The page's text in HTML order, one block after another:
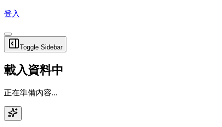
登入
Toggle Sidebar
載入資料中
正在準備內容...